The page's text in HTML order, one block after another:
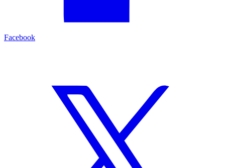
Facebook